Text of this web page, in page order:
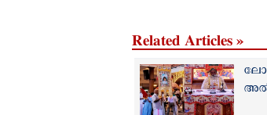
Related Articles »